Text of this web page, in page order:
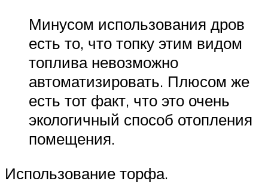
Минусом использования дров
есть то, что топку этим видом
топлива невозможно
автоматизировать. Плюсом же
есть тот факт, что это очень
экологичный способ отопления
помещения.
Использование торфа.